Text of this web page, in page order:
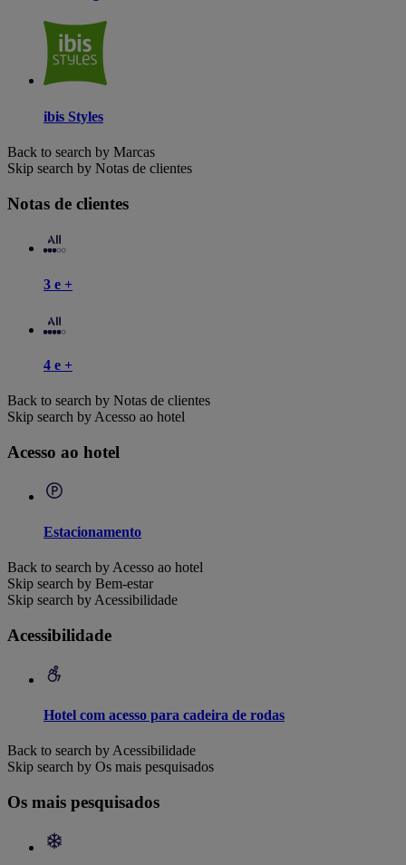
ibis Styles
Back to search by Marcas
Skip search by Notas de clientes
Notas de clientes
3 e +
4 e +
Back to search by Notas de clientes
Skip search by Acesso ao hotel
Acesso ao hotel
Estacionamento
Back to search by Acesso ao hotel
Skip search by Bem-estar
Skip search by Acessibilidade
Acessibilidade
Hotel com acesso para cadeira de rodas
Back to search by Acessibilidade
Skip search by Os mais pesquisados
Os mais pesquisados